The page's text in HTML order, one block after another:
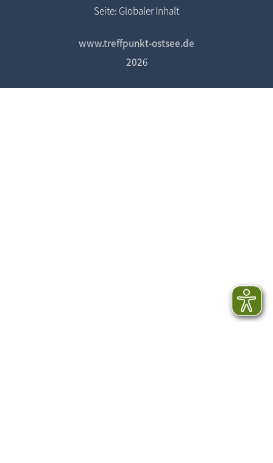
Seite: Globaler Inhalt
www.treffpunkt-ostsee.de
2026